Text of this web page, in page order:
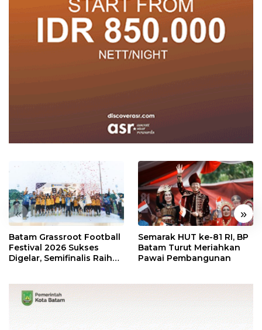
« »
Batam Grassroot Football
Festival 2026 Sukses
Digelar, Semifinalis Raih
Semarak HUT ke-81 RI, BP
Batam Turut Meriahkan
Pawai Pembangunan